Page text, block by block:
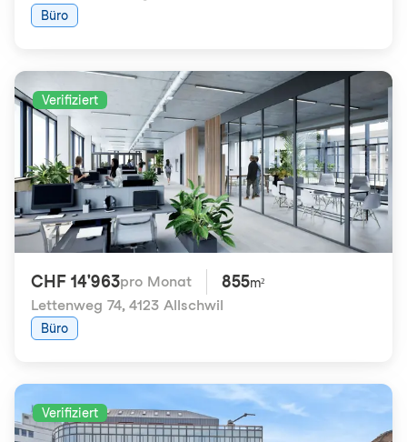
Büro
Verifiziert
CHF 14'963pro Monat 855m²
Lettenweg 74, 4123 Allschwil
Büro
Verifiziert